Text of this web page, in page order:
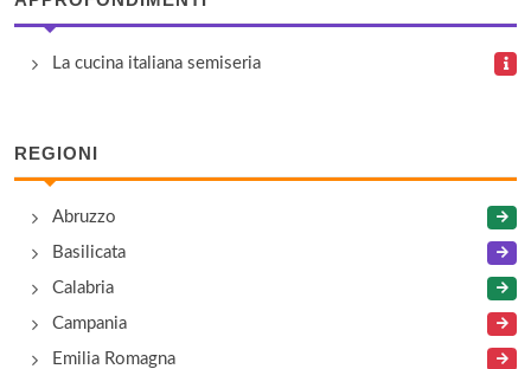
La cucina italiana semiseria
REGIONI
Abruzzo
Basilicata
Calabria
Campania
Emilia Romagna